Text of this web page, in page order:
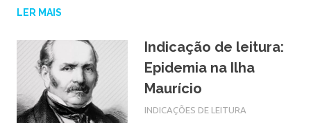
LER MAIS
Indicação de leitura:
Epidemia na Ilha
Maurício
INDICAÇÕES DE LEITURA